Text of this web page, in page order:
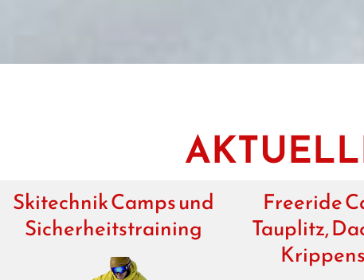
Skitechnik Camps und
Sicherheitstraining
Freeride
Tauplitz,